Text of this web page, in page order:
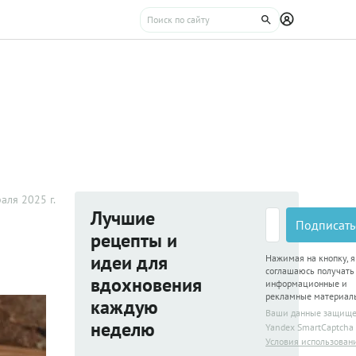
2025 г.
Лучшие
рецепты и
идеи для
вдохновения
каждую
неделю
Нажимая на кнопку, я
соглашаюсь получать
информационные и
рекламные
Ваши данные
Yandex SmartCaptcha
Условия